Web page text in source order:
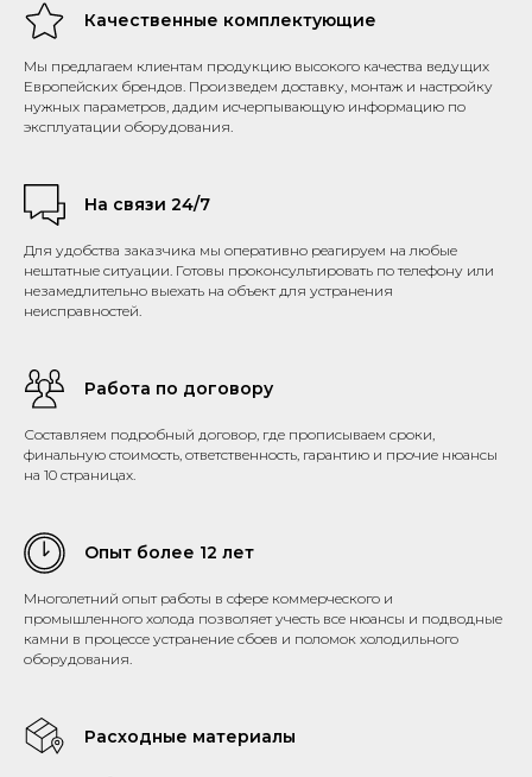
Качественные комплектующие
Мы предлагаем клиентам продукцию высокого качества ведущих
Европейских брендов. Произведем доставку, монтаж и настройку
нужных параметров, дадим исчерпывающую информацию по
эксплуатации оборудования.
На связи 24/7
Для удобства заказчика мы оперативно реагируем на любые
нештатные ситуации. Готовы проконсультировать по телефону или
незамедлительно выехать на объект для устранения
неисправностей.
Работа по договору
Составляем подробный договор, где прописываем сроки,
финальную стоимость, ответственность, гарантию и прочие нюансы
на 10 страницах.
Опыт более 12 лет
Многолетний опыт работы в сфере коммерческого и
промышленного холода позволяет учесть все нюансы и подводные
камни в процессе устранение сбоев и поломок холодильного
оборудования.
Расходные материалы